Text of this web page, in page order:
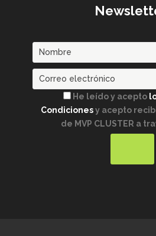
He leído y acepto
Condicionesy acepto
de MVP CLUSTER a